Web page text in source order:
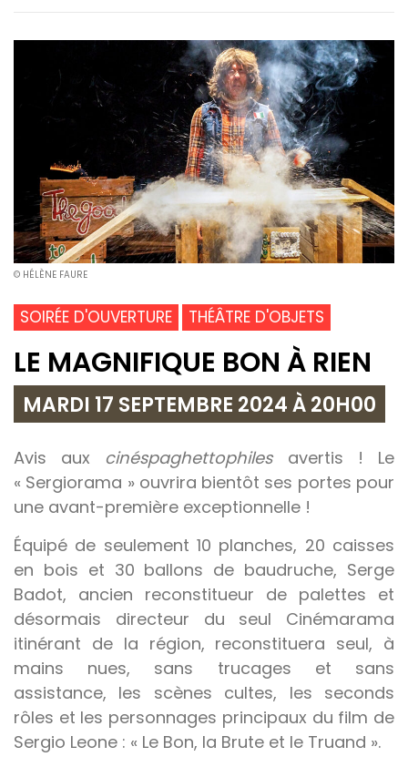
© HÉLÈNE FAURE
SOIRÉE D'OUVERTURE THÉÂTRE D'OBJETS
LE MAGNIFIQUE BON À RIEN
MARDI 17 SEPTEMBRE 2024 À 20H00
Avis aux cinéspaghettophiles avertis ! Le
« Sergiorama » ouvrira bientôt ses portes pour
une avant-première exceptionnelle !
Équipé de seulement 10 planches, 20 caisses
en bois et 30 ballons de baudruche, Serge
Badot, ancien reconstitueur de palettes et
désormais directeur du seul Cinémarama
itinérant de la région, reconstituera seul, à
mains nues, sans trucages et sans
assistance, les scènes cultes, les seconds
rôles et les personnages principaux du film de
Sergio Leone : « Le Bon, la Brute et le Truand ».